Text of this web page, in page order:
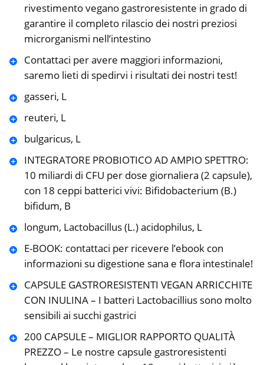
rivestimento vegano gastroresistente in grado di
garantire il completo rilascio dei nostri preziosi
microrganismi nell’intestino
Contattaci per avere maggiori informazioni,
saremo lieti di spedirvi i risultati dei nostri test!
gasseri, L
reuteri, L
bulgaricus, L
INTEGRATORE PROBIOTICO AD AMPIO SPETTRO:
10 miliardi di CFU per dose giornaliera (2 capsule),
con 18 ceppi batterici vivi: Bifidobacterium (B.)
bifidum, B
longum, Lactobacillus (L.) acidophilus, L
E-BOOK: contattaci per ricevere l’ebook con
informazioni su digestione sana e flora intestinale!
CAPSULE GASTRORESISTENTI VEGAN ARRICCHITE
CON INULINA – I batteri Lactobacillius sono molto
sensibili ai succhi gastrici
200 CAPSULE – MIGLIOR RAPPORTO QUALITÀ
PREZZO – Le nostre capsule gastroresistenti